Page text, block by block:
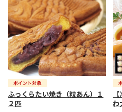
ふっくらたい焼き（粒あん）１
２匹
わ